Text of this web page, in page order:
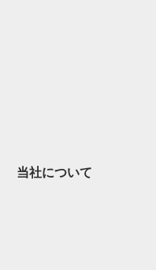
当社について